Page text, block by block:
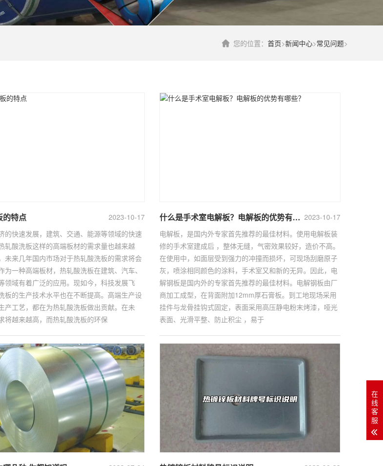
您的位置： 首页>新闻中心>常见问题>
2023-10-17
的特点
的快速发展，建筑、交通、能源等领域的快速
轧酸洗板这样的高端板材的需求量也越来越
未来几年国内市场对于热轧酸洗板的需求将会
为一种高端板材，热轧酸洗板在建筑、汽车、
领域有着广泛的应用。现如今，科技发展飞
板的生产技术水平也在不断提高。高端生产设
产工艺，都在为热轧酸洗板做出贡献。在未
将越来越高，而热轧酸洗板的环保
2023-10-17
什么是手术室电解板？电解板的优势有哪些？
电解板，是国内外专家首先推荐的最佳材料。使用电解板装
修的手术室建成后 ，整体无缝，气密效果较好，造价不高。
在使用中，如面层受到强力的冲撞而损坏，可现场刮磨原子
灰，喷涂相同颜色的涂料，手术室又和新的无异。因此，电
解钢板是国内外的专家首先推荐的最佳材料。电解钢板由厂
商加工成型，在背面附加12mm厚石膏板。到工地现场采用
挂件与龙骨挂钩式固定，表面采用高压静电粉末烤漆，哑光
表面、光滑平整、防止积尘 ，易于
在
线
客
服